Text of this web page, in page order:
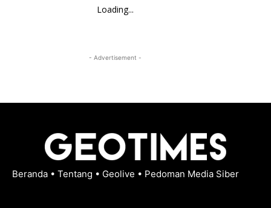
Loading...
- Advertisement -
Beranda • Tentang • Geolive • Pedoman Media Siber